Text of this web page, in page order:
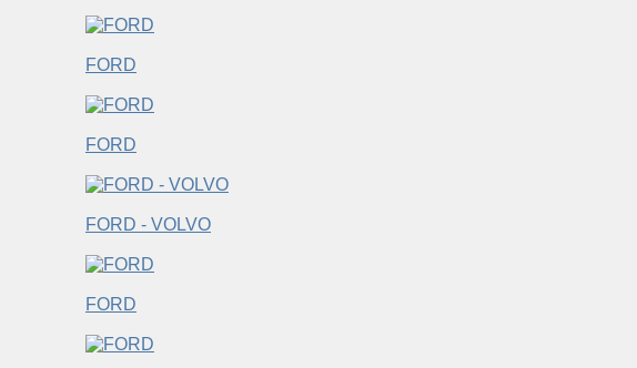
FORD
FORD
FORD - VOLVO
FORD